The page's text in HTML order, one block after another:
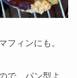
フィンにも。
で、パン型よ